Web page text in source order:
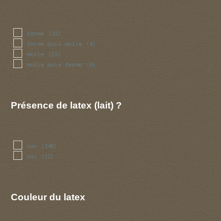
ferme (32)
ferme puis molle (4)
molle (23)
molle puis ferme (8)
Présence de latex (lait) ?
non (348)
oui (12)
Couleur du latex